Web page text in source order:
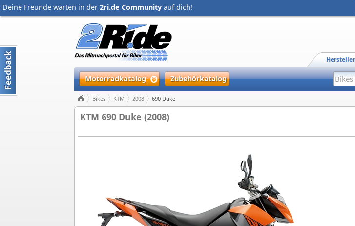
Deine Freunde warten in der 2ri.de Community auf dich!
Hersteller
Motorradkatalog Zubehörkatalog
Bikes KTM 2008 690 Duke
KTM 690 Duke (2008)